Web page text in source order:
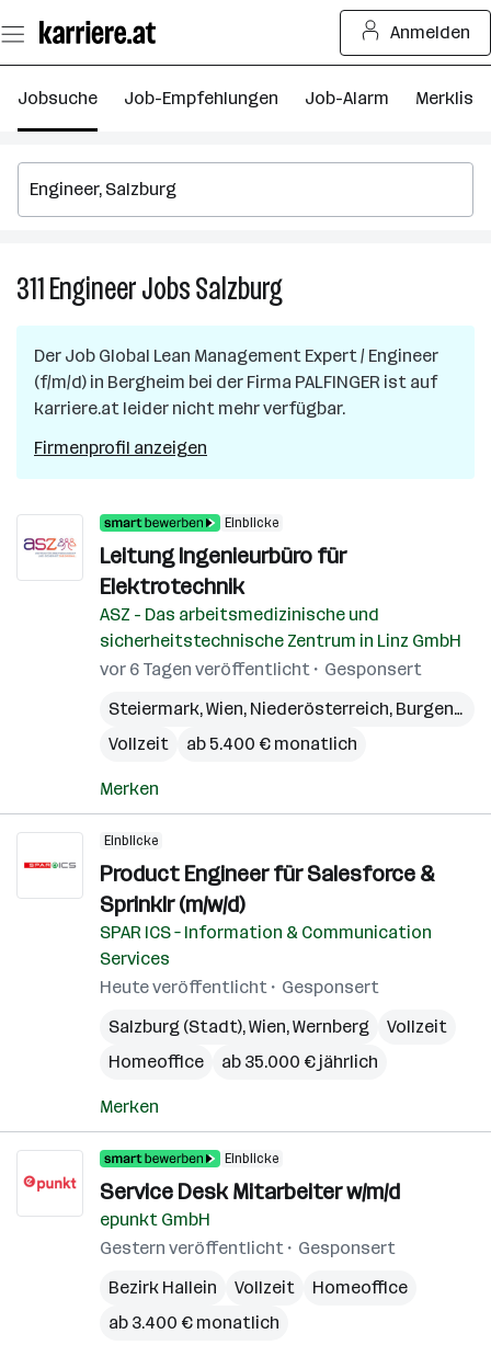
Seiteninhalt
springen
Anmelden
Jobsuche Job-Empfehlungen Job-Alarm Merkliste
311EngineerJobsSalzburg311
Engineer
in
Salzburg
Der Job Global Lean Management Expert / Engineer
(f/m/d) in Bergheim bei der Firma PALFINGER ist auf
karriere.at leider nicht mehr verfügbar.
Firmenprofil anzeigen
Einblicke
Leitung Ingenieurbüro für
Elektrotechnik
ASZ - Das arbeitsmedizinische und
sicherheitstechnische Zentrum in Linz GmbH
vor 6 Tagen veröffentlicht
Gesponsert
Steiermark,Wien, Niederösterreich, Burgenland
Vollzeit
ab 5.400 € monatlich
Merken
Einblicke
Product Engineer für Salesforce &
Sprinklr (m/w/d)
SPAR ICS – Information & Communication
Services
Heute veröffentlicht
Gesponsert
Salzburg (Stadt),Wien,Wernberg
Vollzeit
Homeoffice
ab 35.000 € jährlich
Merken
Einblicke
Service Desk Mitarbeiter w/m/d
epunkt GmbH
Gestern veröffentlicht
Gesponsert
Bezirk Hallein
Vollzeit
Homeoffice
ab 3.400 € monatlich